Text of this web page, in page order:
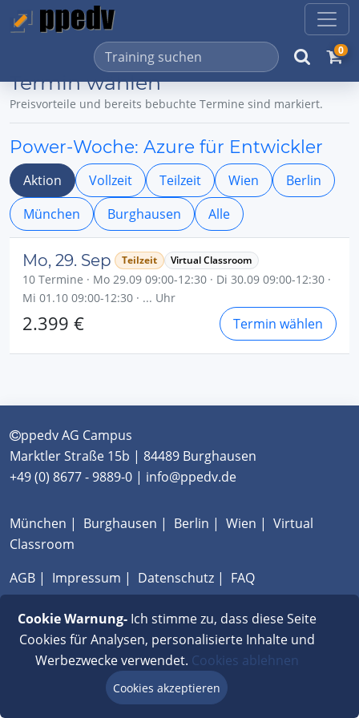
0
Termin wählen
Preisvorteile und bereits bebuchte Termine sind markiert.
Power-Woche: Azure für Entwickler
Aktion Vollzeit Teilzeit Wien
Berlin
München
Burghausen Alle
Mo, 29. Sep Teilzeit Virtual Classroom
10 Termine · Mo 29.09 09:00-12:30 · Di 30.09 09:00-12:30 ·
Mi 01.10 09:00-12:30 · ... Uhr
2.399 € Termin wählen
ppedv AG Campus
Marktler Straße 15b | 84489 Burghausen
+49 (0) 8677 - 9889-0 | info@ppedv.de
München | Burghausen | Berlin | Wien | Virtual
Classroom
AGB | Impressum | Datenschutz | FAQ
Cookie Warnung-Ich stimme zu, dass diese Seite
Cookies für Analysen, personalisierte Inhalte und
Werbezwecke verwendet. Cookies ablehnen
Cookies akzeptieren